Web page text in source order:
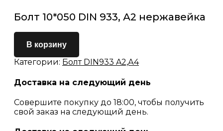
Болт 10*050 DIN 933, А2 нержавейка
В корзину
Категории: Болт DIN933 A2,А4
Доставка на следующий день
Совершите покупку до 18:00, чтобы получить
свой заказ на следующий день.